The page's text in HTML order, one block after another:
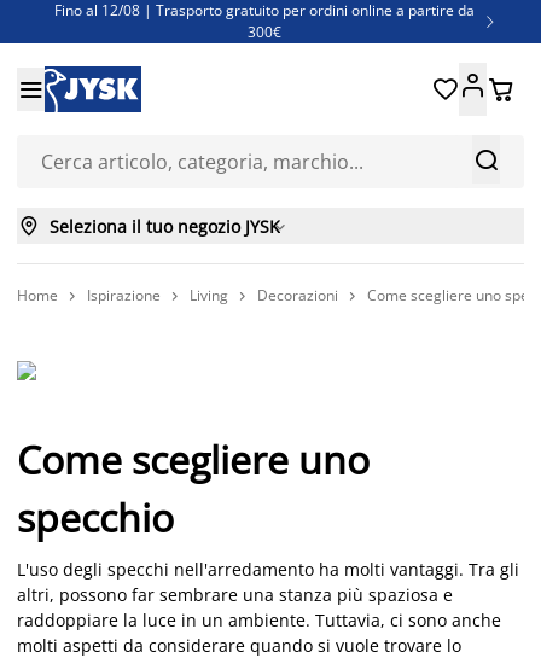
Fino al 12/08 | Trasporto gratuito per ordini online a partire da
300€

Super offerte d'estate | Oltre 1.500 articoli fino al 70%
Finanziamenti - Scegli il piano di rimborso più adatto a te


 
 Seleziona il tuo negozio JYSK
Home  Ispirazione  Living  Decorazioni  Come scegliere uno
Come scegliere uno
specchio
L'uso degli specchi nell'arredamento ha molti vantaggi. Tra gli
altri, possono far sembrare una stanza più spaziosa e
raddoppiare la luce in un ambiente. Tuttavia, ci sono anche
molti aspetti da considerare quando si vuole trovare lo